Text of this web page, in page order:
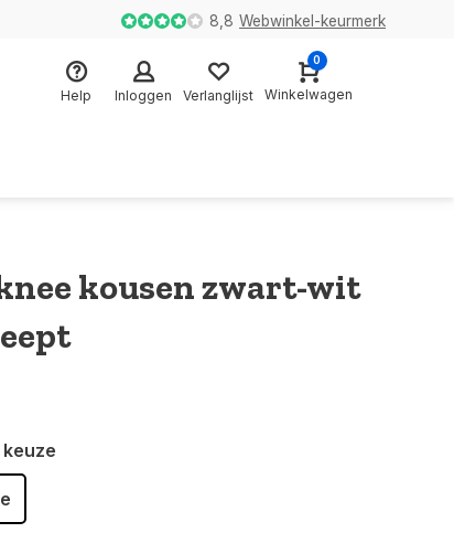
8,8 Webwinkel-keurmerk
Help Inloggen Verlanglijst
0
Winkelwagen
kousen zwart-wit